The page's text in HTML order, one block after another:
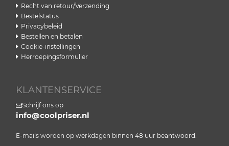
Recht van retour/Verzending
Bestelstatus
Privacybeleid
Bestellen en betalen
Cookie-instellingen
Herroepingsformulier
KLANTENSERVICE
Schrijf ons op
info@coolpriser.nl
E-mails worden op werkdagen binnen 48 uur beantwoord.